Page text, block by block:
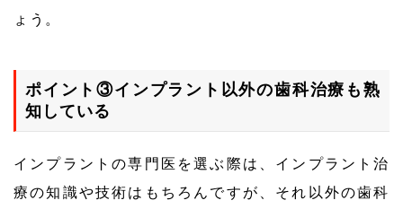
ょう。
ポイント③インプラント以外の歯科治療も熟
知している
インプラントの専門医を選ぶ際は、インプラント治
療の知識や技術はもちろんですが、それ以外の歯科